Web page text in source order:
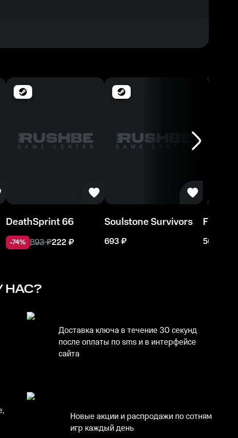
DeathSprint 66
-74% 893₽222₽
Soulstone Survivors
693₽
Final
566
Доставка ключа в течение 30 секунд
после оплаты по sms и в интерфейсе
сайта
Новые акции и распродажи по сотням
игр каждый день